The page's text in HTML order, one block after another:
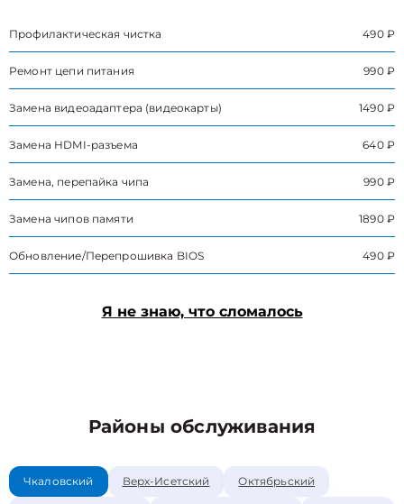
Профилактическая чистка 490 ₽
Ремонт цепи питания 990 ₽
Замена видеоадаптера (видеокарты) 1490 ₽
Замена HDMI-разъема 640 ₽
Замена, перепайка чипа 990 ₽
Замена чипов памяти 1890 ₽
Обновление/Перепрошивка BIOS 490 ₽
Я не знаю, что сломалось
Районы обслуживания
Чкаловский Верх-Исетский Октябрьский